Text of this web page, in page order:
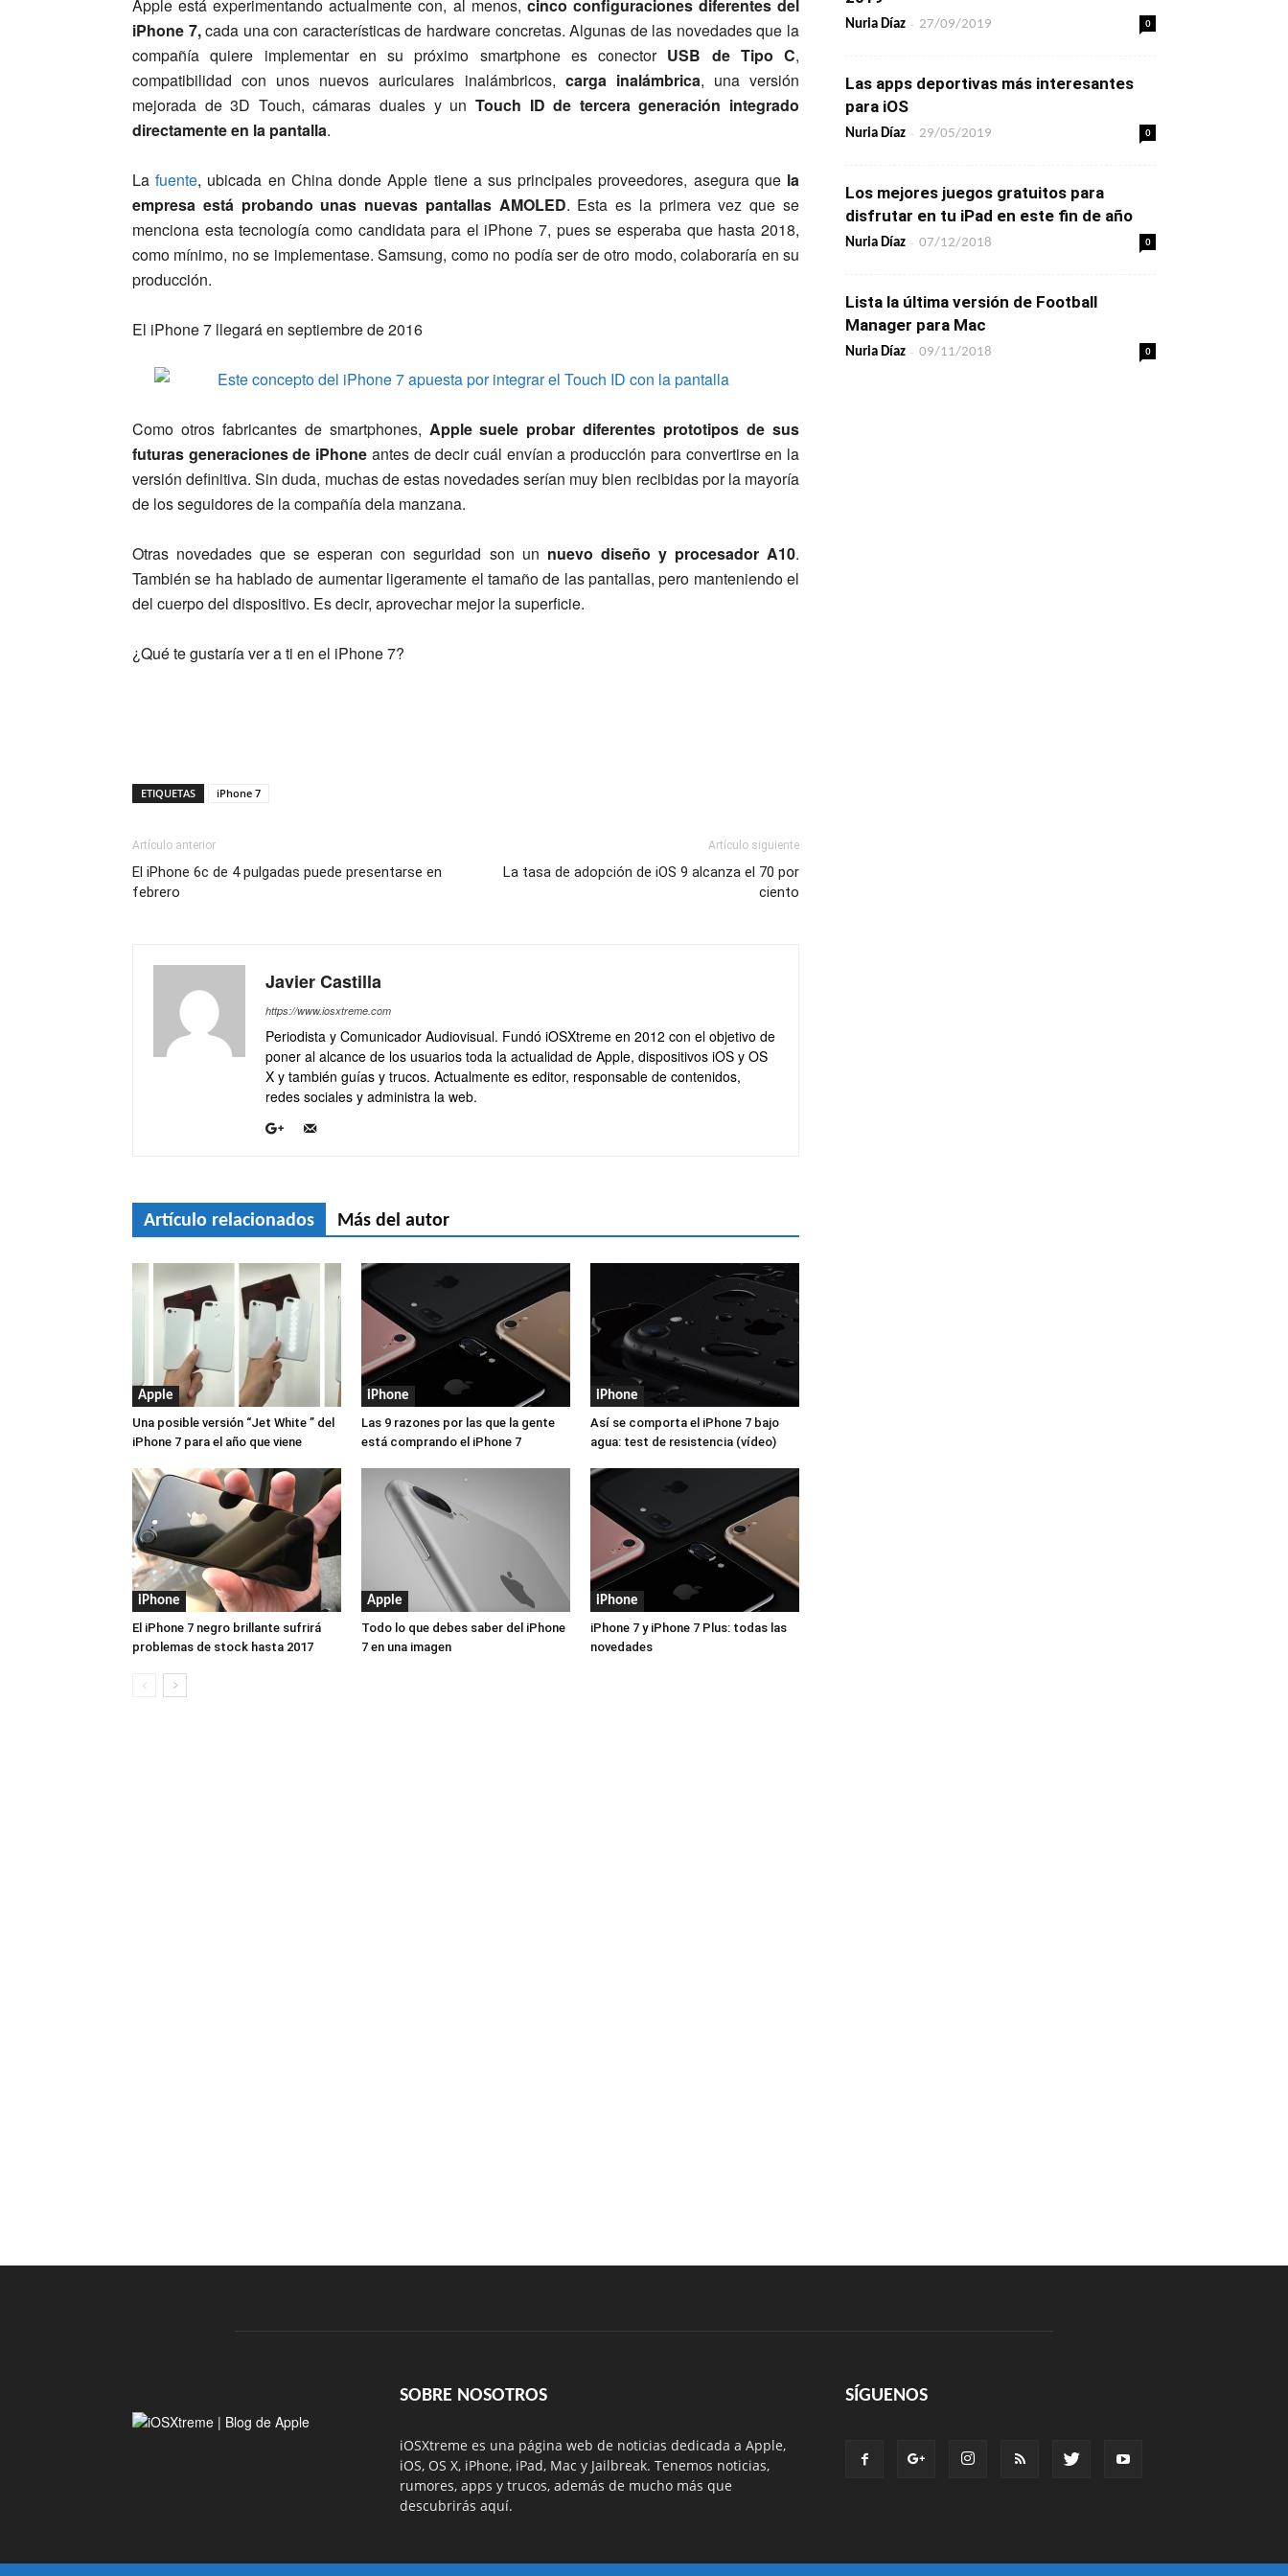
Apple está experimentando actualmente con, al menos, cinco configuraciones diferentes del
iPhone 7,cada una con características de hardware concretas. Algunas de las novedades que la
compañía quiere implementar en su próximo smartphone es conector USB de Tipo C,
compatibilidad con unos nuevos auriculares inalámbricos, carga inalámbrica, una versión
mejorada de 3D Touch, cámaras duales y un Touch ID de tercera generación integrado
directamente en la pantalla.
Lafuente, ubicada en China donde Apple tiene a sus principales proveedores, asegura que la
empresa está probando unas nuevas pantallas AMOLED. Esta es la primera vez que se
menciona esta tecnología como candidata para el iPhone 7, pues se esperaba que hasta 2018,
como mínimo, no se implementase. Samsung, como no podía ser de otro modo, colaboraría en su
producción.
El iPhone 7 llegará en septiembre de 2016
Como otros fabricantes de smartphones, Apple suele probar diferentes prototipos de sus
futuras generaciones de iPhone antes de decir cuál envían a producción para convertirse en la
versión definitiva. Sin duda, muchas de estas novedades serían muy bien recibidas por la mayoría
de los seguidores de la compañía dela manzana.
Otras novedades que se esperan con seguridad son un nuevo diseño y procesador A10.
También se ha hablado de aumentar ligeramente el tamaño de las pantallas, pero manteniendo el
del cuerpo del dispositivo. Es decir, aprovechar mejor la superficie.
¿Qué te gustaría ver a ti en el iPhone 7?
ETIQUETAS iPhone 7
Artículo anterior
El iPhone 6c de 4 pulgadas puede presentarse en
febrero
Artículo siguiente
La tasa de adopción de iOS 9 alcanza el 70 por
ciento
Javier Castilla
https://www.iosxtreme.com
Periodista y Comunicador Audiovisual. Fundó iOSXtreme en 2012 con el objetivo de
poner al alcance de los usuarios toda la actualidad de Apple, dispositivos iOS y OS
X y también guías y trucos. Actualmente es editor, responsable de contenidos,
redes sociales y administra la web.
Artículo relacionados Más del autor
Apple
Una posible versión “Jet White ” del
iPhone 7 para el año que viene
iPhone
Las 9 razones por las que la gente
está comprando el iPhone 7
iPhone
Así se comporta el iPhone 7 bajo
agua: test de resistencia (vídeo)
iPhone
El iPhone 7 negro brillante sufrirá
problemas de stock hasta 2017
Apple
Todo lo que debes saber del iPhone
7 en una imagen
iPhone
iPhone 7 y iPhone 7 Plus: todas las
novedades
Nuria Díaz - 27/09/2019 0
Las apps deportivas más interesantes
para iOS
Nuria Díaz - 29/05/2019 0
Los mejores juegos gratuitos para
disfrutar en tu iPad en este fin de año
Nuria Díaz - 07/12/2018 0
Lista la última versión de Football
Manager para Mac
Nuria Díaz - 09/11/2018 0
SOBRE NOSOTROS
iOSXtreme es una página web de noticias dedicada a Apple,
iOS, OS X, iPhone, iPad, Mac y Jailbreak. Tenemos noticias,
rumores, apps y trucos, además de mucho más que
descubrirás aquí.
SÍGUENOS